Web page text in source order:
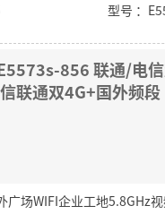
型号 ：
856 联通/电
联通双4G+国外频段
场WIFI企业工地5.8GHz视